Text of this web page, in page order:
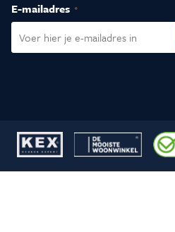
E-mailadres (Vereist)